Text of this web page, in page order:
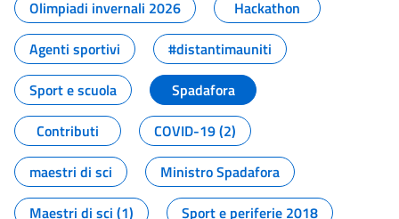
Olimpiadi invernali 2026
Hackathon
Agenti sportivi
#distantimauniti
Sport e scuola
Spadafora
Contributi
COVID-19 (2)
maestri di sci
Ministro Spadafora
Maestri di sci (1)
Sport e periferie 2018